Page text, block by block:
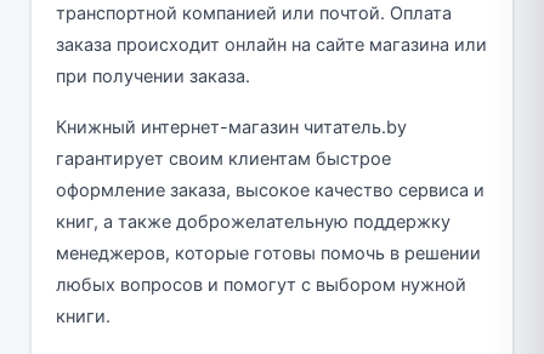
транспортной компанией или почтой. Оплата
заказа происходит онлайн на сайте магазина или
при получении заказа.
Книжный интернет-магазин читатель.by
гарантирует своим клиентам быстрое
оформление заказа, высокое качество сервиса и
книг, а также доброжелательную поддержку
менеджеров, которые готовы помочь в решении
любых вопросов и помогут с выбором нужной
книги.